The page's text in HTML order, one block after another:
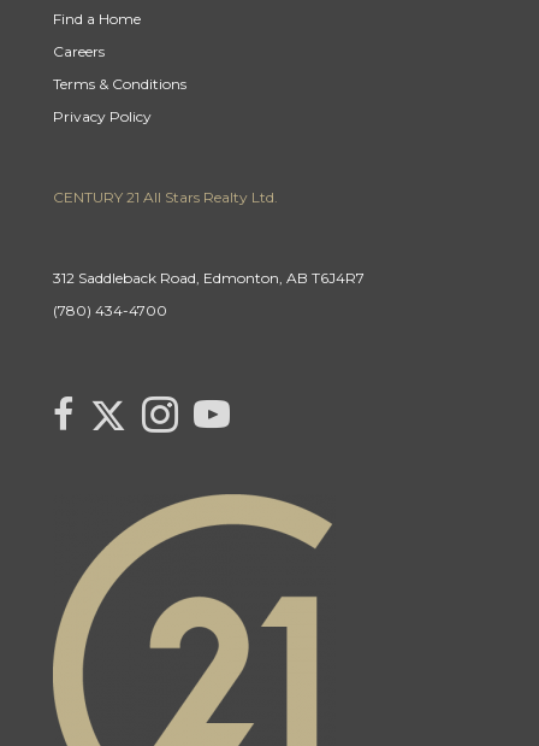
Find a Home
Careers
Terms & Conditions
Privacy Policy
CENTURY 21 All Stars Realty Ltd.
312 Saddleback Road, Edmonton, AB T6J4R7
(780) 434-4700
link to Century 21 Canada's facebook page
Link to Century 21 Canada's Twitter page
Link to Century 21 Canada's Instagram page
link to Century 21 Canada's YouTube page